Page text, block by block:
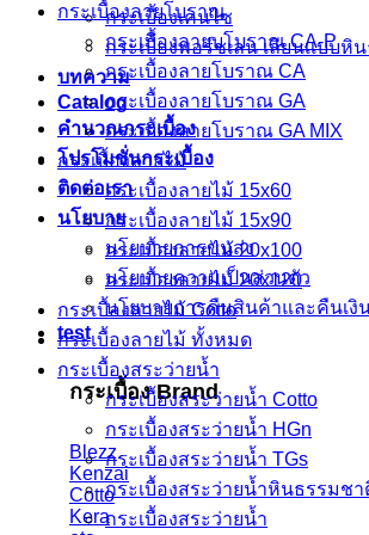
กระเบื้องเคนไซ
กระเบื้องพอร์ชเลน เลียนเเบบหิ
บทความ
Catalog
คำนวณกระเบื้อง
โปรโมชั่นกระเบื้อง
ติดต่อเรา
นโยบาย
นโยบายการขนส่ง
นโยบายความเป็นส่วนตัว
นโยบายการคืนสินค้าและคืนเงิ
test
กระเบื้อง Brand
Blezz
Kenzai
Cotto
Kera
กระเบื้องลายโบราณ
กระเบื้องลายบโบราณ CA-P
กระเบื้องลายโบราณ CA
กระเบื้องลายโบราณ GA
กระเบื้องลายโบราณ GA MIX
กระเบื้องลายไม้
กระเบื้องลายไม้ 15x60
กระเบื้องลายไม้ 15x90
กระเบื้องลายไม้ 20x100
กระเบื้องลายไม้ 20x120
กระเบื้องลายไม้ Cotto
กระเบื้องลายไม้ ทั้งหมด
กระเบื้องสระว่ายน้ำ
กระเบื้องสระว่ายน้ำ Cotto
กระเบื้องสระว่ายน้ำ HGn
กระเบื้องสระว่ายน้ำ TGs
กระเบื้องสระว่ายน้ำหินธรรมชา
กระเบื้องสระว่ายนํ้า